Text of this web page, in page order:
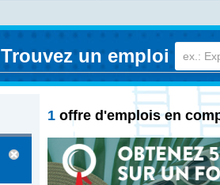
Trouvez un emploi
1 offre d'emplois en